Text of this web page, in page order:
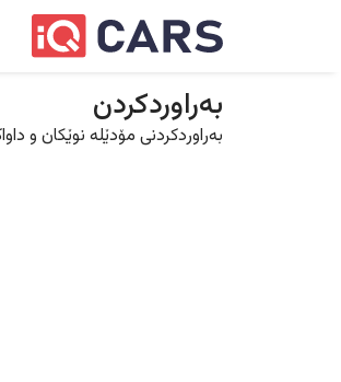
بەراوردکردن
بەراوردکردنی مۆدێلە نوێکان و